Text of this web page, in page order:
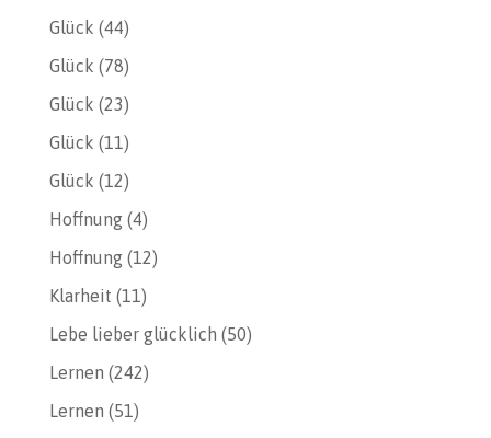
Glück (44)
Glück (78)
Glück (23)
Glück (11)
Glück (12)
Hoffnung(4)
Hoffnung(12)
Klarheit (11)
Lebe lieber glücklich (50)
Lernen (242)
Lernen (51)